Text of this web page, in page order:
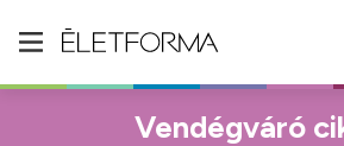
Vendégváró